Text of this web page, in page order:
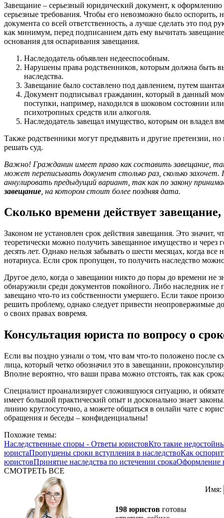
Завещание – серьезный юридический документ, к оформлению
серьезные требования. Чтобы его невозможно было оспорить,
документа со всей ответственность, а лучше сделать это под
как минимум, перед подписанием дать ему вычитать
основания для оспаривания завещания.
Наследодатель объявлен недееспособным.
Нарушены права родственников, которым должна быть
наследства.
Завещание было составлено под давлением, путем
Документ подписывал гражданин, который в данный
поступки, например, находился в шоковом состоянии
психотропных средств или алкоголя.
Наследодатель завещал имущество, которым он владел
Также родственники могут предъявить и другие претензии, но
решать суд.
Важно! Гражданин имеет право как составить завещание,
может переписывать документ столько раз, сколько
аннулировать предыдущий вариант, так как по закону
завещание , на котором стоит более поздняя дата.
Сколько времени действует
Законом не установлен срок действия завещания. Это значит,
теоретически можно получить завещанное имущество и через
десять лет. Однако нельзя забывать о шести месяцах, когда все
нотариуса. Если срок пропущен, то получить наследство можно
Другое дело, когда о завещании никто до поры до времени не
обнаружили среди документов покойного. Либо наследник не
завещано что-то из собственности умершего. Если такое
решить проблему, однако следует привести неопровержимые
о своих правах вовремя.
Консультация юриста по вопросу о
Если вы поздно узнали о том, что вам что-то положено после
лица, который четко обозначил это в завещании,
Вполне вероятно, что ваши права можно отстоять, так как
Специалист проанализирует сложившуюся ситуацию, и
имеет большой практический опыт и досконально знает
линию круглосуточно, а можете общаться в онлайн чате с
обращения и беседы – конфиденциальны!
Похожие темы:
Наследственные споры - Ответы юристовКто такие
юристаПропущены сроки вступления в наследствоКак
юристовПринятие наследства по истечении срокаОформление
СМОТРЕТЬ ВСЕ
198 юристов готовы
Имя: